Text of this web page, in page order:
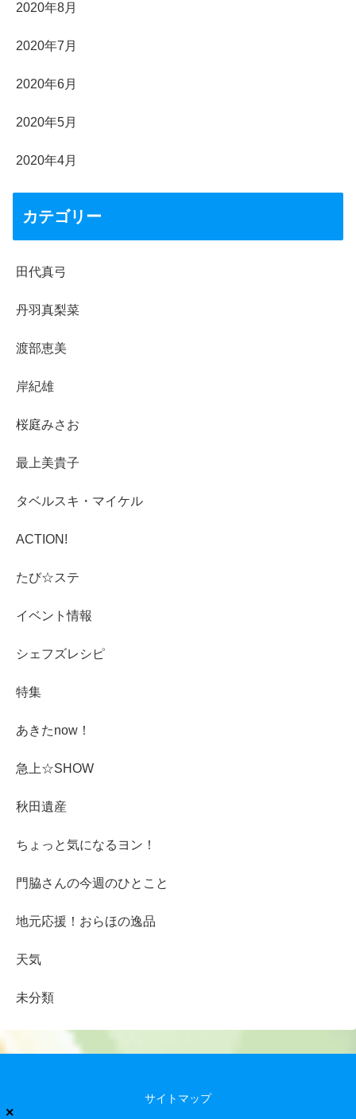
×
2020年8月
2020年7月
2020年6月
2020年5月
2020年4月
カテゴリー
田代真弓
丹羽真梨菜
渡部恵美
岸紀雄
桜庭みさお
最上美貴子
タベルスキ・マイケル
ACTION!
たび☆ステ
イベント情報
シェフズレシピ
特集
あきたnow！
急上☆SHOW
秋田遺産
ちょっと気になるヨン！
門脇さんの今週のひとこと
地元応援！おらほの逸品
天気
未分類
サイトマップ